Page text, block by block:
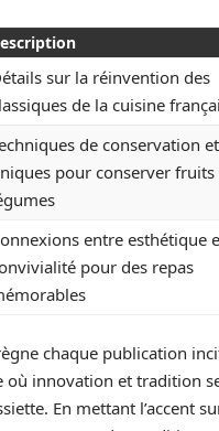
sur la réinvention des
de la cuisine
de conservation
pour conserver fruits
entre esthétique
pour des repas
chaque publication
où innovation et tradition
En mettant l’accent